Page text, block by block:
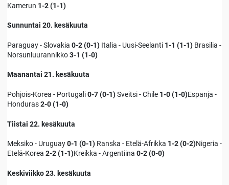
Kamerun 1-2 (1-1)
Sunnuntai 20. kesäkuuta
Paraguay - Slovakia 0-2 (0-1) Italia - Uusi-Seelanti 1-1 (1-1) Brasilia -
Norsunluurannikko3-1 (1-0)
Maanantai 21. kesäkuuta
Pohjois-Korea - Portugali0-7 (0-1)Sveitsi - Chile 1-0 (1-0)Espanja -
Honduras2-0 (1-0)
Tiistai 22. kesäkuuta
Meksiko - Uruguay0-1 (0-1) Ranska - Etelä-Afrikka 1-2 (0-2)Nigeria -
Etelä-Korea 2-2 (1-1)Kreikka - Argentiina 0-2 (0-0)
Keskiviikko 23. kesäkuuta